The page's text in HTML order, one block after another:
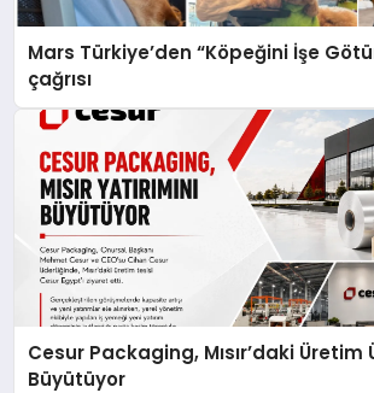
Mars Türkiye’den “Köpeğini İşe
çağrısı
Cesur Packaging, Mısır’daki Üretim
Büyütüyor